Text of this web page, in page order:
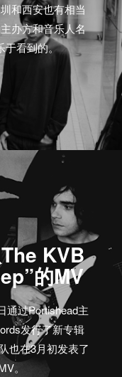
和西安也有相当
办方和音乐人名
于看到的。
KVB
的MV
通过Portishead主
发行了新专辑
也在3月初发表了
。